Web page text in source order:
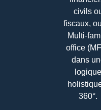
civils
fiscaux,
Multi-
office
dans
logique
360°.